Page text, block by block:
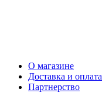
О магазине
Доставка и оплата
Партнерство